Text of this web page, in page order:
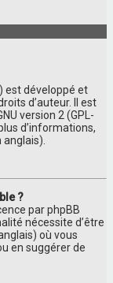
est développé et
d’auteur. Il est
version 2 (GPL-
d’informations,
anglais).
?
par phpBB
nécessite d’être
où vous
en suggérer de